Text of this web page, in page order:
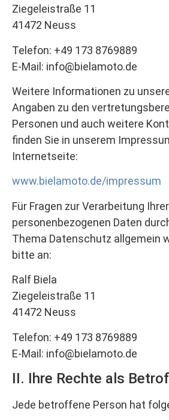
Ziegeleistraße 11
41472 Neuss
Telefon: +49 173 8769889
E-Mail: info@bielamoto.de
Weitere Informationen zu
Angaben zu den
Personen und auch weitere
finden Sie in unserem
Internetseite:
www.bielamoto.de/impressum
Für Fragen zur Verarbeitung Ihrer
personenbezogenen Daten
Thema Datenschutz allgemein
bitte an:
Ralf Biela
Ziegeleistraße 11
41472 Neuss
Telefon: +49 173 8769889
E-Mail: info@bielamoto.de
II. Ihre Rechte als
Jede betroffene Person hat